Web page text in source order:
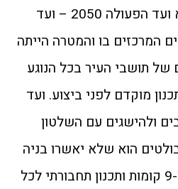
שהוא הכי מתגאה בו הוא ועד הפעולה 2050 – ועד
המרכזים בו והמטרה הייתה
של תושבי העיר בכל הנוגע
מוקדם לפני ביצוע. ועד
ולהישגים עם השלטון
הוא שלא יאשרו בניה
של מגדלים בעיר מעל ל-9 קומות ותכנון תחבורתי לכל